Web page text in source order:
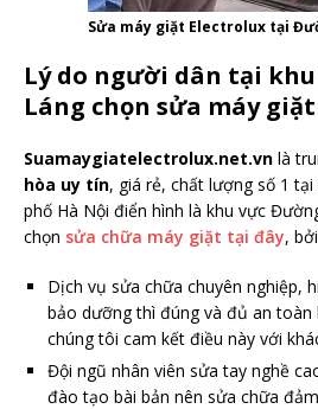
Sửa máy giặt Electrolux tại
Lý do người dân tại
Láng chọn sửa máy
Suamaygiatelectrolux.net.vn là
hòa uy tín, giá rẻ, chất lượng số 1
phố Hà Nội điển hình là khu vực
chọn sửa chữa máy giặt tại đây,
Dịch vụ sửa chữa chuyên nghiệp,
bảo dưỡng thì đúng và đủ an
chúng tôi cam kết điều này với
Đội ngũ nhân viên sửa tay nghề
đào tạo bài bản nên sửa chữa